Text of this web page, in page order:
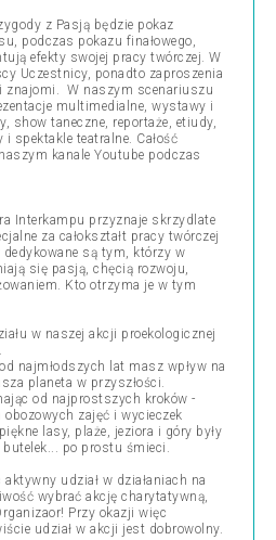
z Pasją będzie pokaz
podczas pokazu finałowego,
efekty swojej pracy twórczej. W
Uczestnicy, ponadto zaproszenia
znajomi. W naszym scenariuszu
multimedialne, wystawy i
show taneczne, reportaże, etiudy,
spektakle teatralne. Całość
kanale Youtube podczas
Interkampu przyznaje skrzydlate
za całokształt pracy twórczej
są tym, którzy w
się pasją, chęcią rozwoju,
Kto otrzyma je w tym
w naszej akcji proekologicznej
najmłodszych lat masz wpływ na
planeta w przyszłości.
od najprostszych kroków -
zajęć i wycieczek
lasy, plaże, jeziora i góry były
po prostu śmieci.
udział w działaniach na
wybrać akcję charytatywną,
Przy okazji więc
udział w akcji jest dobrowolny.